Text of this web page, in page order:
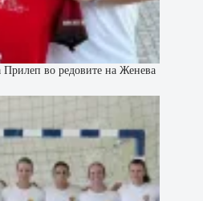
Прилеп во редовите на Женева